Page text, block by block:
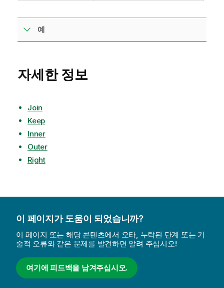
예
자세한 정보
Join
Keep
Inner
Outer
Right
이 페이지가 도움이 되었습니까?
이 페이지 또는 해당 콘텐츠에서 오타, 누락된 단계 또는 기
술적 오류와 같은 문제를 발견하면 알려 주십시오!
여기에 피드백을 남겨주십시오.